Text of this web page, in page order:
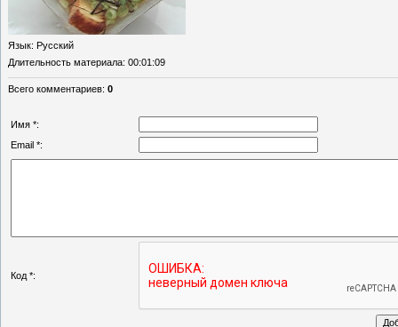
Язык: Русский
Длительность материала: 00:01:09
Всего комментариев: 0
Имя *:
Email *:
Код *: